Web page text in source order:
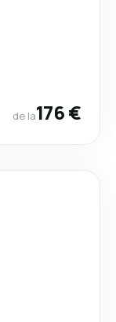
de la176 €